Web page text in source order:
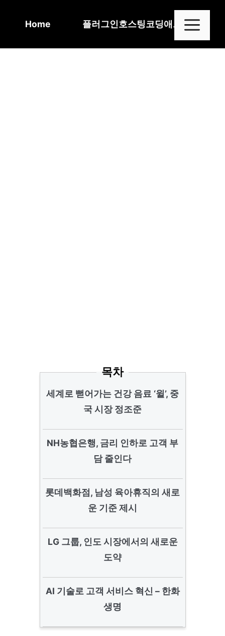
Home 플러그인호스팅코딩애드센스
목차
세계로 뻗어가는 건강 음료 ‘윌’, 중
국 시장 정조준
NH농협은행, 금리 인하로 고객 부
담 줄인다
롯데백화점, 남성 육아휴직의 새로
운 기준 제시
LG 그룹, 인도 시장에서의 새로운
도약
AI 기술로 고객 서비스 혁신 – 한화
생명